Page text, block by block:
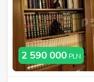
2 590 000 PLN